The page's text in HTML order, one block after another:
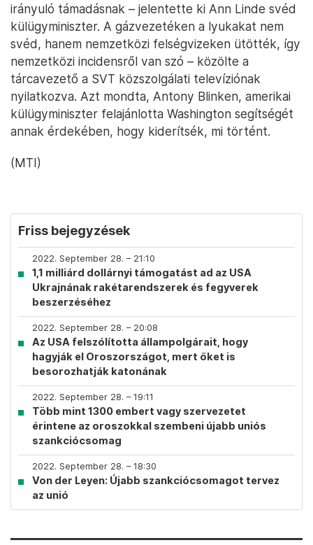
irányuló támadásnak – jelentette ki Ann Linde svéd
külügyminiszter. A gázvezetéken a lyukakat nem
svéd, hanem nemzetközi felségvizeken ütötték, így
nemzetközi incidensről van szó – közölte a
tárcavezető a SVT közszolgálati televíziónak
nyilatkozva. Azt mondta, Antony Blinken, amerikai
külügyminiszter felajánlotta Washington segítségét
annak érdekében, hogy kiderítsék, mi történt.
(MTI)
Friss bejegyzések
2022. September 28. – 21:10
1,1 milliárd dollárnyi támogatást ad az USA
Ukrajnának rakétarendszerek és fegyverek
beszerzéséhez
2022. September 28. – 20:08
Az USA felszólította állampolgárait, hogy
hagyják el Oroszországot, mert őket is
besorozhatják katonának
2022. September 28. – 19:11
Több mint 1300 embert vagy szervezetet
érintene az oroszokkal szembeni újabb uniós
szankciócsomag
2022. September 28. – 18:30
Von der Leyen: Újabb szankciócsomagot tervez
az unió